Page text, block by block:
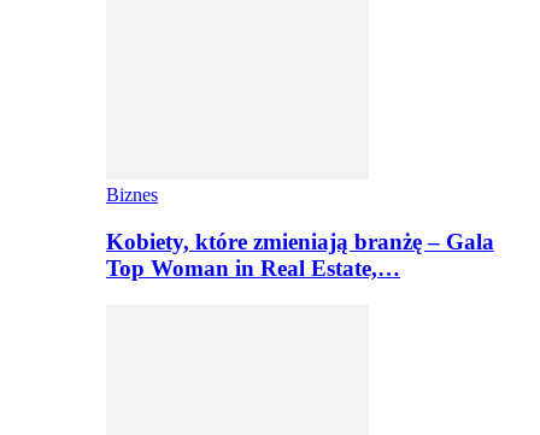
Biznes
Kobiety, które zmieniają branżę – Gala
Top Woman in Real Estate,…